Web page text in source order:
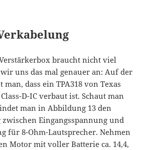
braucht nicht viel
uns das mal genauer an: Auf der
dass ein TPA318 von Texas
D-IC verbaut ist. Schaut man
man in Abbildung 13 den
zwischen Eingangsspannung und
für 8-Ohm-Lautsprecher. Nehmen
Motor mit voller Batterie ca. 14,4,